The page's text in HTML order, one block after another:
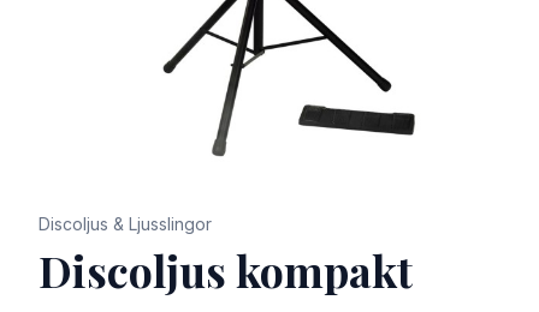
Discoljus & Ljusslingor
Discoljus kompakt